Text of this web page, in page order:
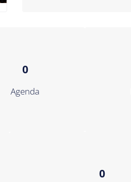
0
Agenda
0